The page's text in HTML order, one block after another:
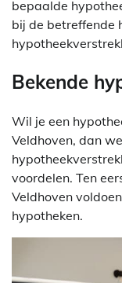
bepaalde
bij de betreffende
Bekende
Wil je een
Veldhoven, dan
voordelen. Ten
Veldhoven
hypotheken.